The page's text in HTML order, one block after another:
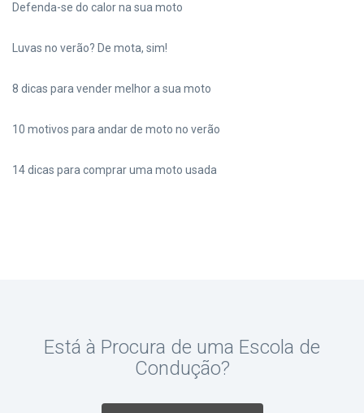
Defenda-se do calor na sua moto
Luvas no verão? De mota, sim!
8 dicas para vender melhor a sua moto
10 motivos para andar de moto no verão
14 dicas para comprar uma moto usada
Está à Procura de uma Escola de
Condução?